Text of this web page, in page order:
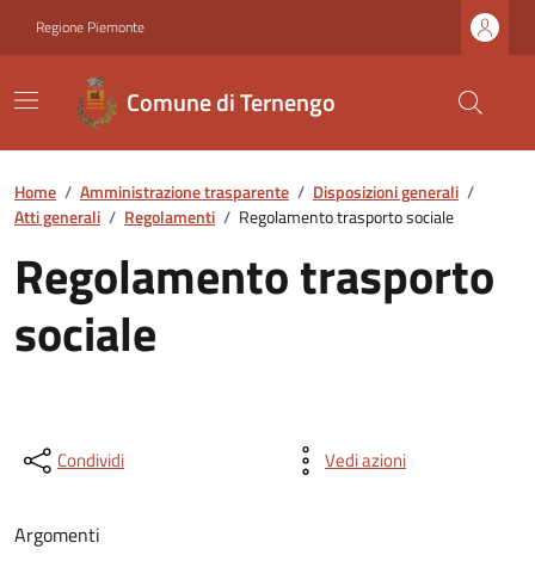
Regione Piemonte
Comune di Ternengo
Home / Amministrazione trasparente / Disposizioni generali /
Atti generali / Regolamenti / Regolamento trasporto sociale
Regolamento trasporto
sociale
Condividi Vedi azioni
Argomenti